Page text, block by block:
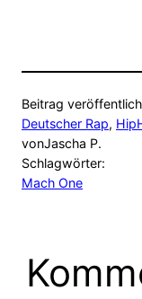
Beitrag
Deutscher Rap,
vonJascha P.
Schlagwörter:
Mach One